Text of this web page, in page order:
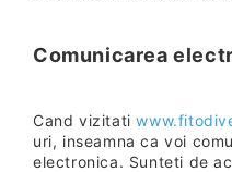
Comunicarea
Cand vizitati
uri, inseamna ca voi
electronica. Sunteti de